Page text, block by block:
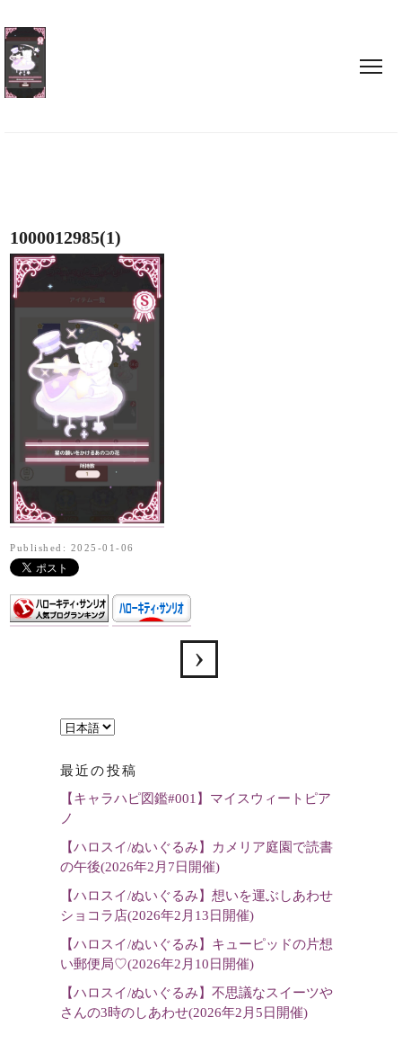
1000012985(1)
Published: 2025-01-06
言
を
選
最近の投稿
【キャラハピ図鑑#001】マイスウィートピア
ノ
【ハロスイ/ぬいぐるみ】カメリア庭園で読書
の午後(2026年2月7日開催)
【ハロスイ/ぬいぐるみ】想いを運ぶしあわせ
ショコラ店(2026年2月13日開催)
【ハロスイ/ぬいぐるみ】キューピッドの片想
い郵便局♡(2026年2月10日開催)
【ハロスイ/ぬいぐるみ】不思議なスイーツや
さんの3時のしあわせ(2026年2月5日開催)